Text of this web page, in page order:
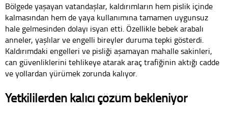
Bölgede yaşayan vatandaşlar, kaldırımların hem pislik içinde
kalmasından hem de yaya kullanımına tamamen uygunsuz
hale gelmesinden dolayı isyan etti. Özellikle bebek arabalı
anneler, yaşlılar ve engelli bireyler duruma tepki gösterdi.
Kaldırımdaki engelleri ve pisliği aşamayan mahalle sakinleri,
can güvenliklerini tehlikeye atarak araç trafiğinin aktığı cadde
ve yollardan yürümek zorunda kalıyor.
Yetkililerden kalıcı çözüm bekleniyor